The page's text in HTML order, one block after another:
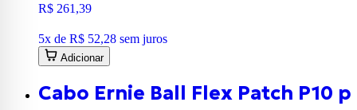
R$ 261,39
5x de R$ 52,28 sem juros
Adicionar
Cabo Ernie Ball Flex Patch P10